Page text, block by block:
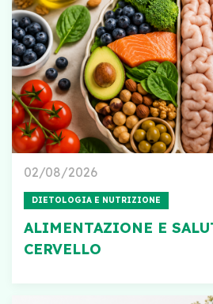
02/08/2026
DIETOLOGIA E NUTRIZIONE
ALIMENTAZIONE E
CERVELLO